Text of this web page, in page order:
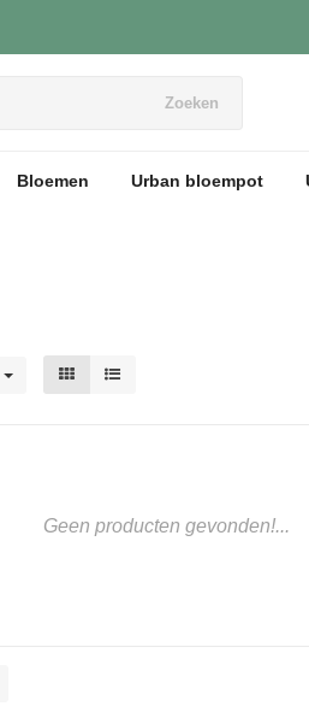
Zoeken
Bloemen Urban bloempot
Geen producten gevonden!...